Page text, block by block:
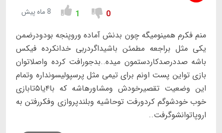
0
1 8 ماه پیش
منم فکرم همینومیگه چون بدنش آماده وروپنجه بودودرضمن
یکی مثل براجعه مطمئن باشیداگردربی خدانکرده فیکس
باشه صددرصدکاردستمون میده..بدجورافت کرده واصلاتوان
بازی تواین پست اونم برای تیمی مثل پرسپولیسونداره وتمام
این وضعیت تقصیرخودش ومشاورهاشه که با۴یا۵تابازی
خوب خودشوگم کردورفت توحاشیه وبلندپروازی وفکررفتن به
اروپاتوانشوگرفت..